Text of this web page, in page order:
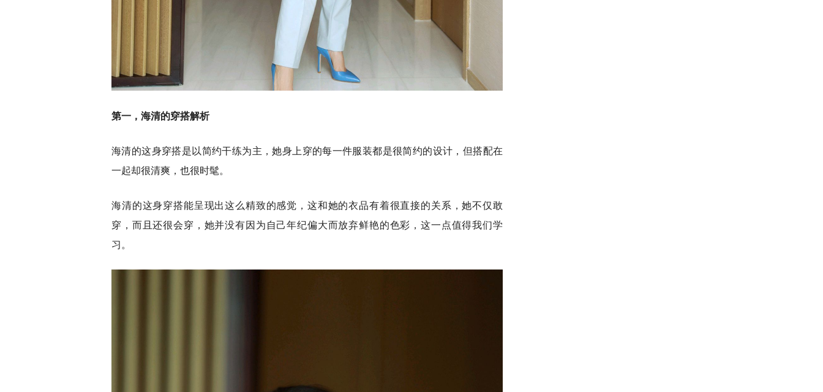
第一，海清的穿搭解析
海清的这身穿搭是以简约干练为主，她身上穿的每一件服装都是很简约的设计，但搭配在
一起却很清爽，也很时髦。
海清的这身穿搭能呈现出这么精致的感觉，这和她的衣品有着很直接的关系，她不仅敢
穿，而且还很会穿，她并没有因为自己年纪偏大而放弃鲜艳的色彩，这一点值得我们学
习。